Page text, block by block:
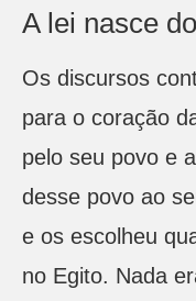
A lei nasce
Os discursos
para o coração
pelo seu povo e
desse povo ao
e os escolheu
no Egito. Nada